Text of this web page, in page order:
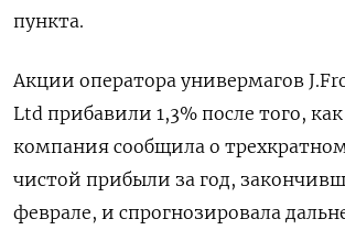
пункта.
Акции оператора универмагов
Ltd прибавили 1,3% после того,
компания сообщила о
чистой прибыли за год,
феврале, и спрогнозировала